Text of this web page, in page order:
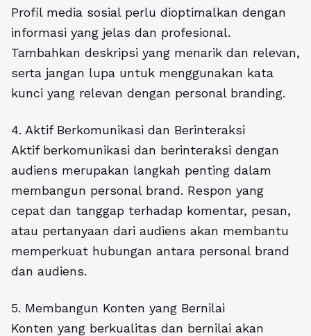
Profil media sosial perlu dioptimalkan dengan
informasi yang jelas dan profesional.
Tambahkan deskripsi yang menarik dan relevan,
serta jangan lupa untuk menggunakan kata
kunci yang relevan dengan personal branding.
4. Aktif Berkomunikasi dan Berinteraksi
Aktif berkomunikasi dan berinteraksi dengan
audiens merupakan langkah penting dalam
membangun personal brand. Respon yang
cepat dan tanggap terhadap komentar, pesan,
atau pertanyaan dari audiens akan membantu
memperkuat hubungan antara personal brand
dan audiens.
5. Membangun Konten yang Bernilai
Konten yang berkualitas dan bernilai akan